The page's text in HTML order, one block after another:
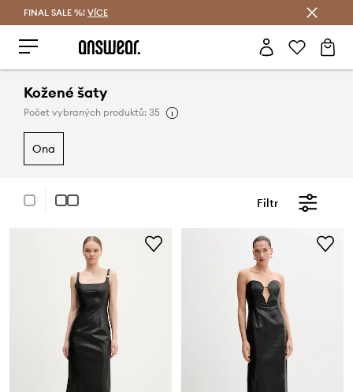
FINAL SALE %! VÍCE
Kožené šaty
Počet vybraných produktů: 35
ona
Filtr